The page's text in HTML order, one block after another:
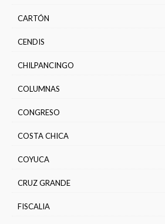
CARTÓN
CENDIS
CHILPANCINGO
COLUMNAS
CONGRESO
COSTA CHICA
COYUCA
CRUZ GRANDE
FISCALIA